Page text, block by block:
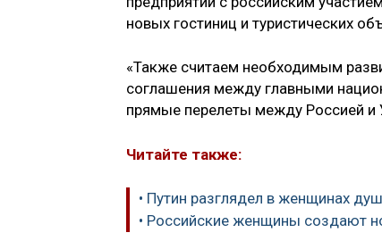
новых гостиниц и туристических
«Также считаем необходимым
соглашения между главными
прямые перелеты между Россией и
Читайте также:
• Путин разглядел в женщинах
• Российские женщины создают